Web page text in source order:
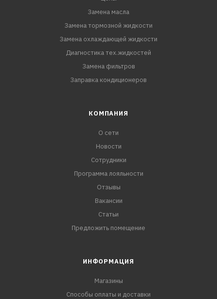
Замена масла
Замена тормозной жидкости
Замена охлаждающей жидкости
Диагностика тех.жидкостей
Замена фильтров
Заправка кондиционеров
КОМПАНИЯ
О сети
Новости
Сотрудники
Программа лояльности
Отзывы
Вакансии
Статьи
Предложить помещение
ИНФОРМАЦИЯ
Магазины
Способы оплаты и доставки